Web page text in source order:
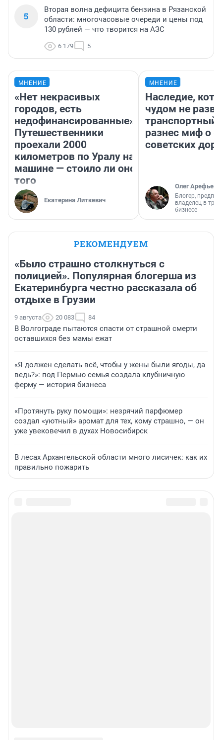
5
Вторая волна дефицита бензина в Рязанской
области: многочасовые очереди и цены под
130 рублей — что творится на АЗС
6 179 5
МНЕНИЕ
«Нет некрасивых
городов, есть
недофинансированные».
Путешественники
проехали 2000
километров по Уралу на
машине — стоило ли оно
того
Екатерина Литкевич
МНЕНИЕ
Наследие,
чудом не
транспортный
разнес миф о
советских
Олег Арефьев
Блогер,
владелец в
бизнесе
РЕКОМЕНДУЕМ
«Было страшно столкнуться с
полицией». Популярная блогерша из
Екатеринбурга честно рассказала об
отдыхе в Грузии
9 августа 20 083 84
В Волгограде пытаются спасти от страшной смерти
оставшихся без мамы ежат
«Я должен сделать всё, чтобы у жены были ягоды, да
ведь?»: под Пермью семья создала клубничную
ферму — история бизнеса
«Протянуть руку помощи»: незрячий парфюмер
создал «уютный» аромат для тех, кому страшно, — он
уже увековечил в духах Новосибирск
В лесах Архангельской области много лисичек: как их
правильно пожарить